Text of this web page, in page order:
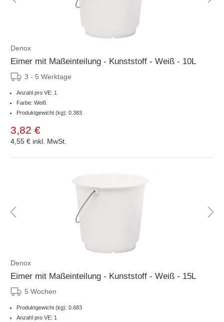
Denox
Eimer mit Maßeinteilung - Kunststoff - Weiß - 10L
3 - 5 Werktage
Anzahl pro VE: 1
Farbe: Weiß
Produktgewicht (kg): 0.383
3,82 €
4,55 € inkl. MwSt.
Denox
Eimer mit Maßeinteilung - Kunststoff - Weiß - 15L
5 Wochen
Produktgewicht (kg): 0.683
Anzahl pro VE: 1